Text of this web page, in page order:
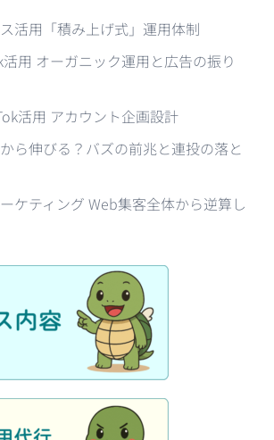
活用「積み上げ式」運用体制
用 オーガニック運用と広告の振り
活用 アカウント企画設計
ら伸びる？バズの前兆と連投の落と
ケティング Web集客全体から逆算し